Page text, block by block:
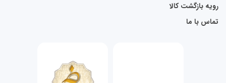
رویه بازگشت کالا
تماس با ما